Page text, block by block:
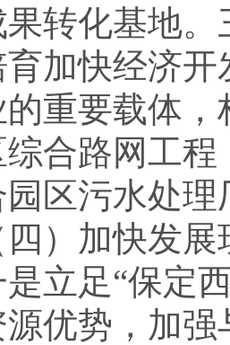
转化基地
加快经济
重要载体，
合路网工
区污水处
加快发展
足“保定西
源优势，加